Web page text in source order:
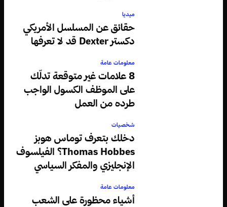
ميديا
حقائق عن المسلسل الأمريكي
دكستر Dexter قد لا تعرفها
معلومات عامة
8 علامات غير متوقعة تدلّك
على الموظف الكسول الواجب
طرده من العمل
شخصيات
دخلك بتعرف توماس هوبز
Thomas Hobbes؟ الفيلسوف
الإنجليزي والمفكر السياسي
معلومات عامة
أشياء محظورة على الشعب